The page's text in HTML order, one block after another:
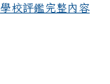
學校評鑑完整內容